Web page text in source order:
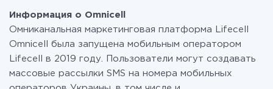
Информация о Omnicell
Омниканальная маркетинговая платформа Lifecell
Omnicell была запущена мобильным оператором
Lifecell в 2019 году. Пользователи могут создавать
массовые рассылки SMS на номера мобильных